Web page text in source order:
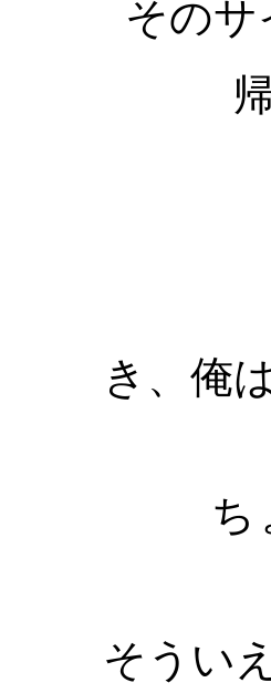
その
そん
き、俺
ち
そうい